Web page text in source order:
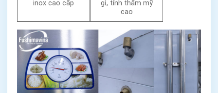
inox cao cấp
gỉ, tính thẩm mỹ
cao